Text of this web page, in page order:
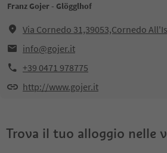
Franz Gojer - Glögglhof
Via Cornedo 31,39053,Cornedo
info@gojer.it
+39 0471 978775
http://www.gojer.it
Trova il tuo alloggio nelle